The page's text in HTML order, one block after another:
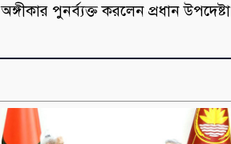
অঙ্গীকার পুনর্ব্যক্ত করলেন প্রধান উপদেষ্টা